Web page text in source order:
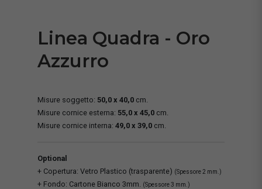
Linea Quadra - Oro
Azzurro
Misure soggetto: 50,0 x 40,0 cm.
Misure cornice esterna: 55,0 x 45,0 cm.
Misure cornice interna: 49,0 x 39,0 cm.
Optional
+ Copertura: Vetro Plastico (trasparente) (Spessore 2 mm.)
+ Fondo: Cartone Bianco 3mm. (Spessore 3 mm.)